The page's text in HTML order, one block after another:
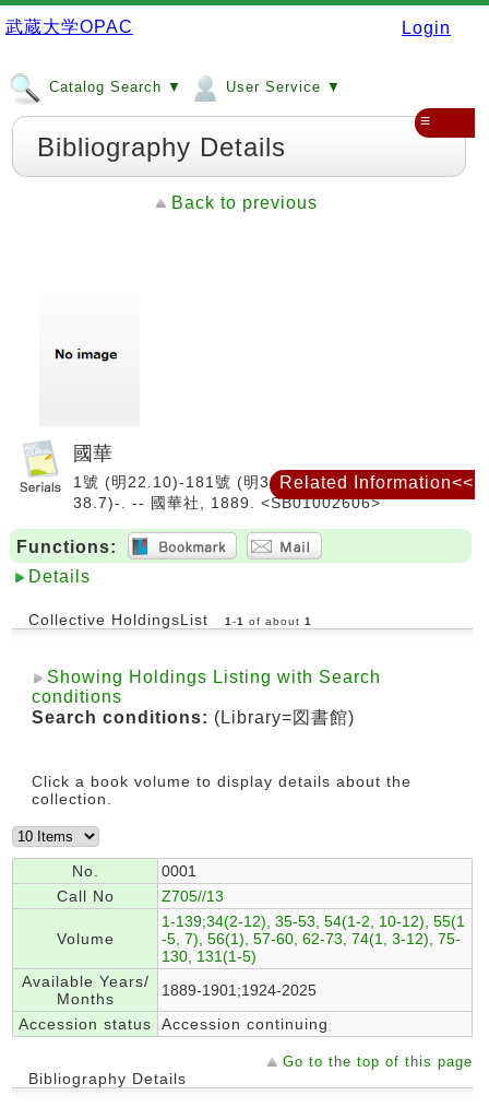
武蔵大学OPAC Login
Catalog Search ▼ User Service ▼
≡
Bibliography Details
Back to previous
國華
1號 (明22.10)-181號 (明38.6) ; 16編182號 (明
38.7)-. -- 國華社, 1889. <SB01002606>
Functions:
Details
Collective HoldingsList 1 -1 of about 1
Showing Holdings Listing with Search
conditions
Search conditions: (Library=図書館)
Click a book volume to display details about the
collection.
No.
0001
Call No
Z705//13
Volume
1-139;34(2-12), 35-53, 54(1-2, 10-12), 55(1
-5, 7), 56(1), 57-60, 62-73, 74(1, 3-12), 75-
130, 131(1-5)
Available Years/
Months
1889-1901;1924-2025
Accession status
Accession continuing
Go to the top of this page
Bibliography Details
Related Information<<